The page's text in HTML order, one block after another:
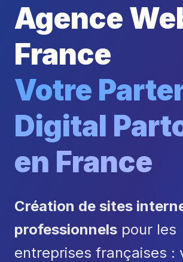
Agence
France
Votre
Digital
en France
Création de sites
professionnels pour les
entreprises françaises :